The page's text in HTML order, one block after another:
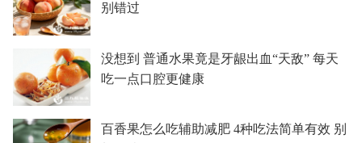
别错过
没想到 普通水果竟是牙龈出血“天敌” 每天
吃一点口腔更健康
百香果怎么吃辅助减肥 4种吃法简单有效 别